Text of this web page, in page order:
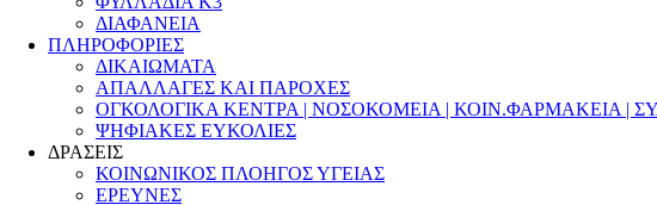
ΔΙΑΦΑΝΕΙΑ
ΠΛΗΡΟΦΟΡΙΕΣ
ΔΙΚΑΙΩΜΑΤΑ
ΑΠΑΛΛΑΓΕΣ ΚΑΙ ΠΑΡΟΧΕΣ
ΟΓΚΟΛΟΓΙΚΑ ΚΕΝΤΡΑ | ΝΟΣΟΚΟΜΕΙΑ | ΚΟΙΝ.ΦΑΡΜΑΚΕΙΑ |
ΨΗΦΙΑΚΕΣ ΕΥΚΟΛΙΕΣ
ΔΡΑΣΕΙΣ
ΚΟΙΝΩΝΙΚΟΣ ΠΛΟΗΓΟΣ ΥΓΕΙΑΣ
ΕΡΕΥΝΕΣ
Αναζήτηση για: